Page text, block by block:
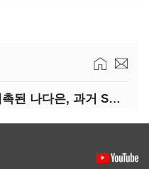
(뉴스리듬)위촉 3일만에 해촉된 나다은, 과거 SNS 글 조명